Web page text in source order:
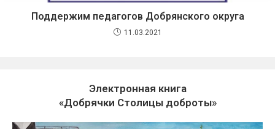
Поддержим педагогов Добрянского округа
11.03.2021
Электронная книга
«Добрячки Столицы доброты»